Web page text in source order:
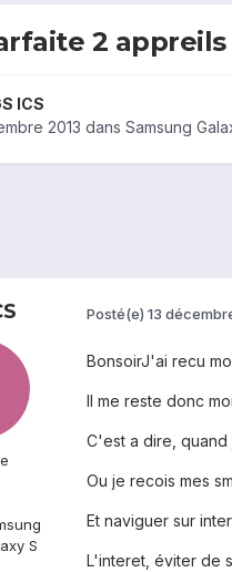
2
ICS
2013 dans Samsung
S
Posté(e) 13
BonsoirJ'ai recu
Il me reste donc
C'est a dire, quand
Ou je recois mes
Et naviguer sur
L'interet, éviter de